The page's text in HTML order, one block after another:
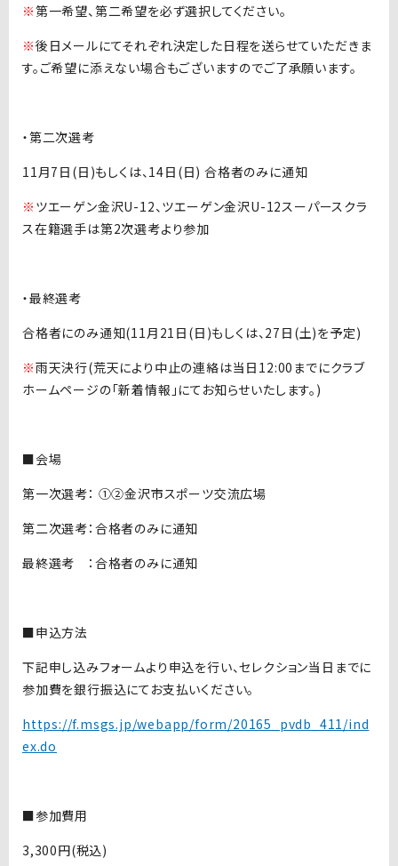
※第一希望、第二希望を必ず選択してください。
※後日メールにてそれぞれ決定した日程を送らせていただきま
す。ご希望に添えない場合もございますのでご了承願います。
・第二次選考
11月7日(日)もしくは、14日(日) 合格者のみに通知
※ ツエーゲン金沢U-12、ツエーゲン金沢U-12スーパースクラ
ス在籍選手は第2次選考より参加
・最終選考
合格者にのみ通知(11月21日(日)もしくは、27日(土)を予定)
※雨天決行(荒天により中止の連絡は当日12:00までにクラブ
ホームページの「新着情報」にてお知らせいたします。)
■会場
第一次選考： ①②金沢市スポーツ交流広場
第二次選考：合格者のみに通知
最終選考 ：合格者のみに通知
■申込方法
下記申し込みフォームより申込を行い、セレクション当日までに
参加費を銀行振込にてお支払いください。
https://f.msgs.jp/webapp/form/20165_pvdb_411/ind
ex.do
■参加費用
3,300円(税込)